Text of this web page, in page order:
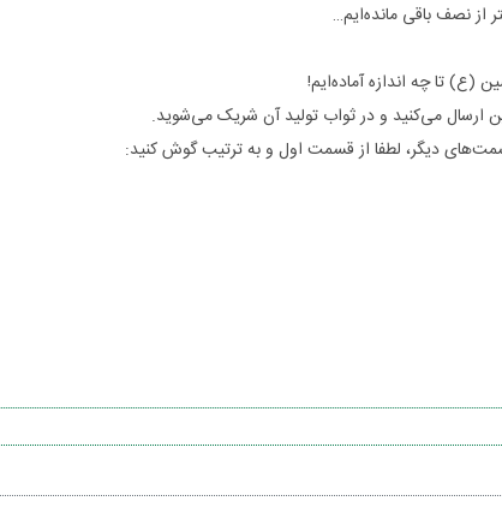
از نصف باقی مانده‌ایم…
(ع) تا چه اندازه آماده‌ایم!
ارسال می‌کنید و در ثواب تولید آن شریک می‌شوید.
دیگر، لطفا از قسمت اول و به ترتیب گوش کنید: